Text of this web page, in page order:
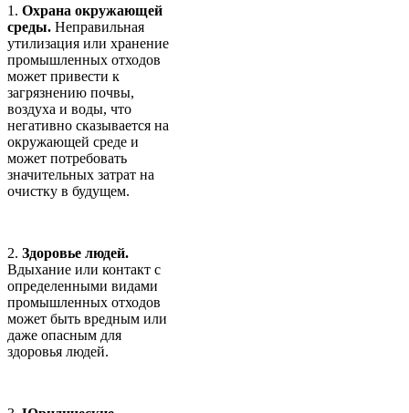
1. Охрана окружающей
среды. Неправильная
утилизация или хранение
промышленных отходов
может привести к
загрязнению почвы,
воздуха и воды, что
негативно сказывается на
окружающей среде и
может потребовать
значительных затрат на
очистку в будущем.
2. Здоровье людей.
Вдыхание или контакт с
определенными видами
промышленных отходов
может быть вредным или
даже опасным для
здоровья людей.